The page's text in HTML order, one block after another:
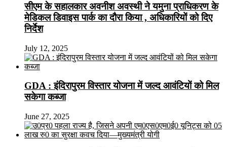
सीएम के सहालकार अवनीश अवस्थी ने यमुना प्राधिकरण के
मेडिकल डिवाइस पार्क का दौरा किया , अधिकारियों को दिए
निर्देश
July 12, 2025
GDA : इंदिरापुरम विस्तार योजना में जल्द आवंटियों को मिल
सकेगा कब्जा
June 27, 2025